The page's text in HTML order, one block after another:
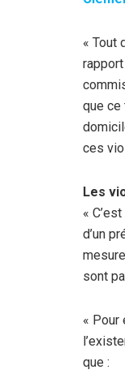
k
« Tout
que ce
ces
Les
«
d’un
sont
« Pour
que :